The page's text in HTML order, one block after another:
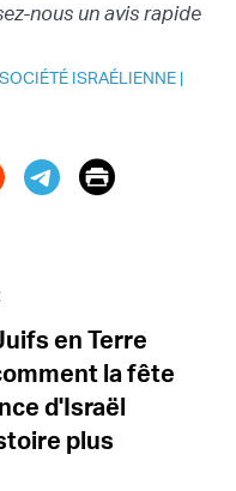
nous un avis rapide
SOCIÉTÉ ISRAÉLIENNE |
Print
en Terre
la fête
d'Israël
plus